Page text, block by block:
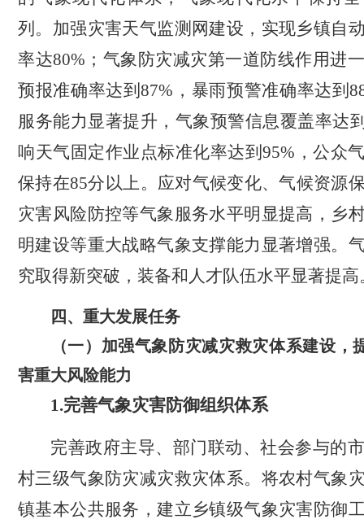
列。加强灾害天气监测网建设，实现乡镇自
率达80% ；气象防灾减灾第一道防线作用进
预报准确率达到87% ，暴雨预警准确率达到
服务能力显著提升，气象预警信息覆盖率达
响天气固定作业点标准化率达到 95% ，公众
保持在85分以上。应对气候变化、气候资源
灾害风险防控等气象服务水平明显提高，乡
明建设等重大战略气象支撑能力显著增强。
究取得新突破，装备和人才队伍水平显著提高
四、重大发展任务
（一）加强气象防灾减灾救灾体系建设，
害重大风险能力
1.完善气象灾害防御组织体系
完善政府主导、部门联动、社会参与的
村三级气象防灾减灾救灾体系。将农村气象
镇基本公共服务，建立乡镇级气象灾害防御